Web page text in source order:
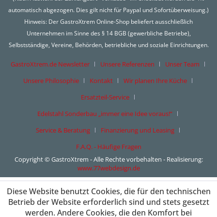
automatisch abgezogen. Dies gilt nicht für Paypal und Sofortüberweisung.)
Hinweis: Der GastroXtrem Online-Shop beliefert ausschließlich
Unternehmen im Sinne des § 14 BGB (gewerbliche Betriebe),
Selbstständige, Vereine, Behörden, betriebliche und soziale Einrichtungen.
GastroXtrem.de Newsletter Unsere Referenzen
Unser Team
Unsere Philosophie
Kontakt
Wir planen Ihre Küche
Ersatzteil-Service
Edelstahl Sonderbau „immer eine Idee voraus!“
Service & Beratung
Finanzierung und Leasing
F.A.Q. - Häufige Fragen
Copyright © GastroXtrem - Alle Rechte vorbehalten - Realisierung:
www.77webdesign.de
Diese Website benutzt Cookies, die für den technischen
Betrieb der Website erforderlich sind und stets gesetzt
werden. Andere Cookies, die den Komfort bei